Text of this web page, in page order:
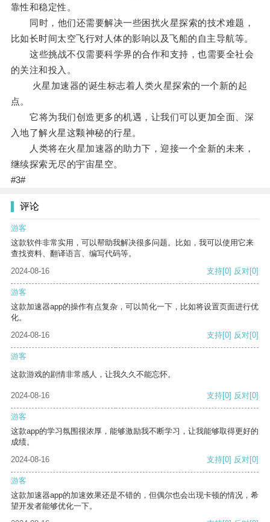
靠性和稳定性。
同时，他们还需要解决一些困扰火星探索的技术难题，
比如长时间太空飞行对人体的影响以及飞船的自主导航等。
这些挑战不仅需要科学界的合作和支持，也需要全社会
的关注和投入。
火星加速器的诞生标志着人类火星探索的一个新的起
点。
它将为我们创造更多的机遇，让我们可以更加全面、深
入地了解火星这颗神秘的行星。
人类将在火星加速器的助力下，迎接一个全新的未来，
继续探索无尽的宇宙星空。
#3#
评论
游客
这款软件非常实用，可以帮助我解决很多问题。比如，我可以使用它来
查找资料、翻译语言、编写代码等。
2024-08-16
支持[0] 反对[0]
游客
这款加速器app的操作有点复杂，可以简化一下，比如将设置页面进行优
化。
2024-08-16
支持[0] 反对[0]
游客
这款游戏的剧情非常感人，让我久久不能忘怀。
2024-08-16 支持[0] 反对[0]
游客
这款app的学习氛围很浓厚，能够激励我不断学习，让我能够取得更好的
成绩。
2024-08-16
支持[0] 反对[0]
游客
这款加速器app的加速效果还是不错的，但偶尔也会出现卡顿的情况，希
望开发者能够优化一下。